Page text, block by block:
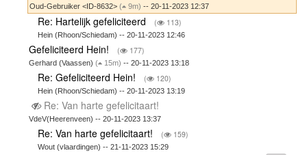
Oud-Gebruiker <ID-8632>( 9m) -- 20-11-2023 12:37
Re: Hartelijk gefeliciteerd ( 113)
Hein (Rhoon/Schiedam) -- 20-11-2023 12:46
Gefeliciteerd Hein! ( 177)
Gerhard (Vaassen)( 15m) -- 20-11-2023 13:18
Re: Gefeliciteerd Hein! ( 120)
Hein (Rhoon/Schiedam) -- 20-11-2023 13:19
Re: Van harte gefelicitaart!
VdeV(Heerenveen) -- 20-11-2023 13:37
Re: Van harte gefelicitaart! ( 159)
Wout (vlaardingen) -- 21-11-2023 15:29